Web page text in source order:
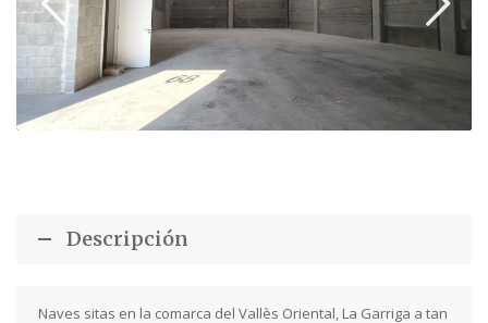
Descripción
Naves sitas en la comarca del Vallès Oriental, La Garriga a tan